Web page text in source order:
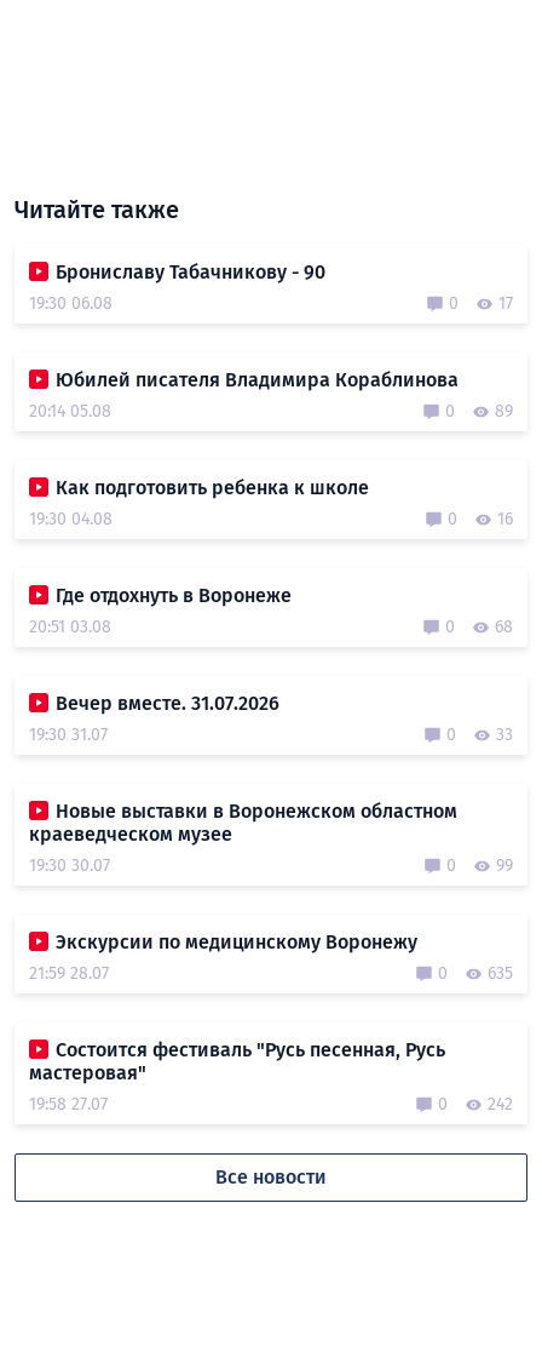
Читайте также
Брониславу Табачникову - 90
19:30 06.08 0 17
Юбилей писателя Владимира Кораблинова
20:14 05.08 0 89
Как подготовить ребенка к школе
19:30 04.08 0 16
Где отдохнуть в Воронеже
20:51 03.08 0 68
Вечер вместе. 31.07.2026
19:30 31.07 0 33
Новые выставки в Воронежском областном
краеведческом музее
19:30 30.07 0 99
Экскурсии по медицинскому Воронежу
21:59 28.07 0 635
Состоится фестиваль "Русь песенная, Русь
мастеровая"
19:58 27.07 0 242
Все новости